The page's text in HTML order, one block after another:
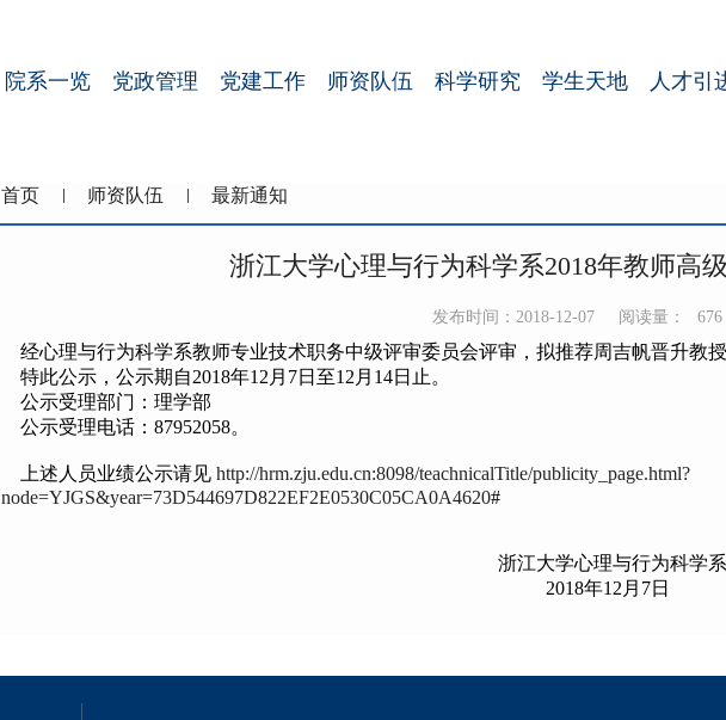
院系一览 党政管理 党建工作 师资队伍 科学研究 学生天地 人才引
首页 师资队伍 最新通知
浙江大学心理与行为科学系2018年教师高
发布时间：2018-12-07 阅读量： 676
经心理与行为科学系教师专业技术职务中级评审委员会评审，拟推荐周吉帆晋升教授
特此公示，公示期自2018年12 月7日至12 月 14日止。
公示受理部门：理学部
公示受理电话： 87952058。
上述人员业绩公示请见 http://hrm.zju.edu.cn:8098/teachnicalTitle/publicity_page.html?
node=YJGS&year=73D544697D822EF2E0530C05CA0A4620#
浙江大学心理与行为科学系
2018年12月7日